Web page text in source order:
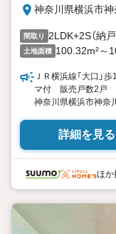
神奈川県横浜市
間取り 2LDK+2S（納
土地面積 100.32m²～
ＪＲ横浜線「大口
マ付 販売戸数2戸
神奈川県横浜市神奈
SUUMO
詳細を見る
ほか